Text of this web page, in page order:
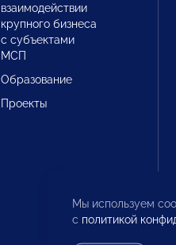
взаимодействии
крупного бизнеса
с субъектами
МСП
Образование
Проекты
Мы используем
с политикой